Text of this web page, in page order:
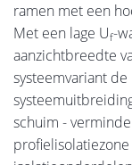
ramen met een
Met een lage Uf-
aanzichtbreedte
systeemvariant
schuim -